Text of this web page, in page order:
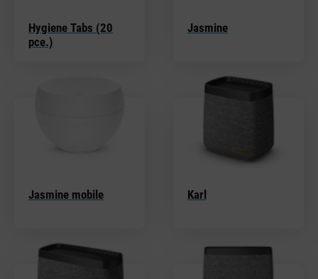
Hygiene Tabs (20
pce.)
Jasmine
Jasmine mobile Karl